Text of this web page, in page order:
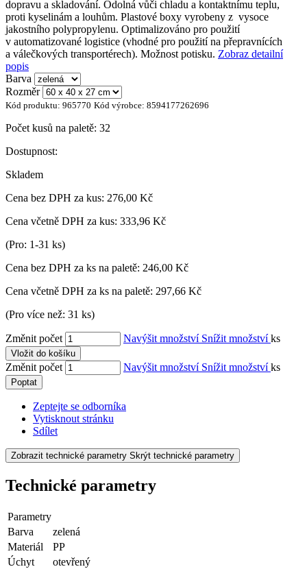
dopravu a skladování. Odolná vůči chladu a kontaktnímu teplu,
proti kyselinám a louhům. Plastové boxy vyrobeny z vysoce
jakostního polypropylenu. Optimalizováno pro použití
v automatizované logistice (vhodné pro použití na přepravnících
a válečkových transportérech). Možnost potisku. Zobraz detailní
popis
Barva
Rozměr
Kód produktu: 965770 Kód výrobce: 8594177262696
Počet kusů na paletě: 32
Dostupnost:
Skladem
Cena bez DPH za kus: 276,00 Kč
Cena včetně DPH za kus: 333,96 Kč
(Pro: 1-31 ks)
Cena bez DPH za ks na paletě: 246,00 Kč
Cena včetně DPH za ks na paletě: 297,66 Kč
(Pro více než: 31 ks)
Změnit počet Navýšit množství Snížit množstvíks
Vložit do košíku
Změnit počet Navýšit množství Snížit množstvíks
Poptat
Zeptejte se odborníka
Vytisknout stránku
Sdílet
Zobrazit technické parametry Skrýt technické parametry
Technické parametry
Parametry
Barva
zelená
Materiál
PP
Úchyt
otevřený